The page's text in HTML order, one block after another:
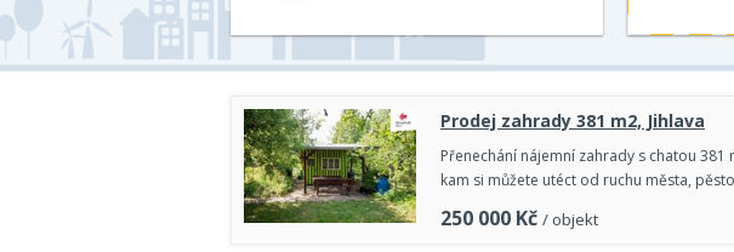
Prodej zahrady 381 m2, Jihlava
Přenechání nájemní zahrady s chatou 381
kam si můžete utéct od ruchu města,
250 000 Kč / objekt